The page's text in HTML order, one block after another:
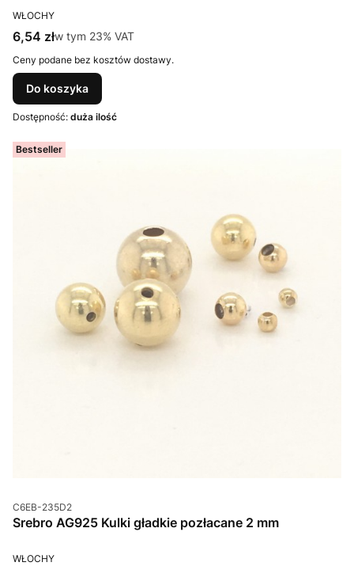
PRODUCENT
WŁOCHY
Cena brutto
6,54 złw tym %s VAT
w tym 23% VAT
Ceny podane bez kosztów dostawy.
Do koszyka
Dostępność: duża ilość
Bestseller
Kod produktu
C6EB-235D2
Srebro AG925 Kulki gładkie pozłacane 2 mm
PRODUCENT
WŁOCHY